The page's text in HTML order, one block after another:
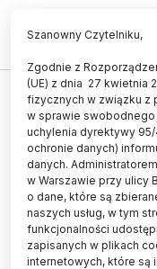
WENUS
Szanowny Czytelniku,
Zgodnie z
(UE) z dnia 27 kwietnia
fizycznych w związku z
w sprawie swobodnego
uchylenia dyrektywy
ochronie danych)
danych.
w Warszawie przy ulicy
o dane, które są
naszych usług, w tym
funkcjonalności
zapisanych w plikach
internetowych, które są